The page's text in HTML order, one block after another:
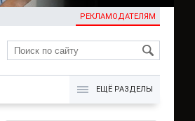
РЕКЛАМОДАТЕЛЯМ
KG
ЕЩЁ РАЗДЕЛЫ